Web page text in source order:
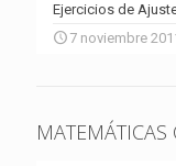
Ejercicios de
7 noviembre
MATEMÁTICAS